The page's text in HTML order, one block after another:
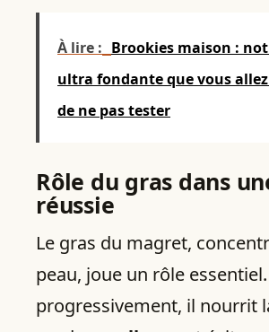
À lire : Brookies maison :
ultra fondante que vous
de ne pas tester
Rôle du gras dans
réussie
Le gras du magret,
peau, joue un rôle
progressivement, il nourrit